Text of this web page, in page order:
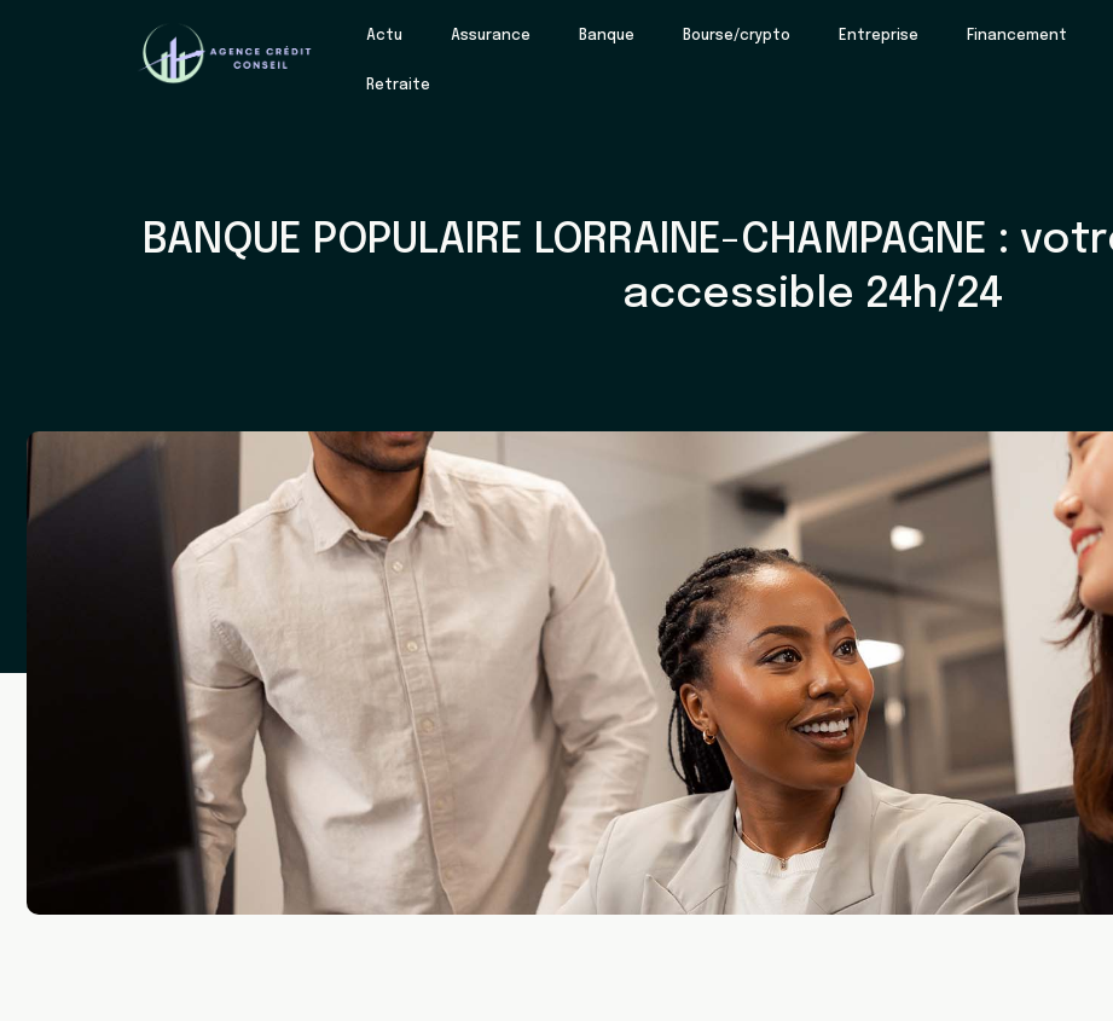
Actu Assurance Banque Bourse/crypto Entreprise Financement
Retraite
BANQUE POPULAIRE LORRAINE-CHAMPAGNE :
accessible 24h/24